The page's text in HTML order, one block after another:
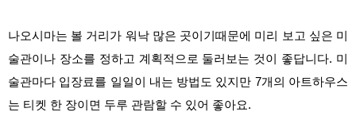
나오시마는 볼 거리가 워낙 많은 곳이기때문에 미리 보고 싶은 미
술관이나 장소를 정하고 계획적으로 둘러보는 것이 좋답니다. 미
술관마다 입장료를 일일이 내는 방법도 있지만 7개의 아트하우스
는 티켓 한 장이면 두루 관람할 수 있어 좋아요.